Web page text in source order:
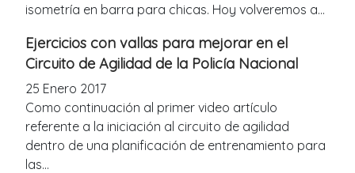
isometría en barra para chicas. Hoy volveremos a...
Ejercicios con vallas para mejorar en el
Circuito de Agilidad de la Policía Nacional
25 Enero 2017
Como continuación al primer video artículo
referente a la iniciación al circuito de agilidad
dentro de una planificación de entrenamiento para
las...